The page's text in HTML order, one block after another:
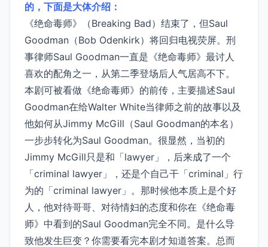
的，下面是大体介绍：
《绝命毒师》（Breaking Bad）结束了，但Saul
Goodman（Bob Odenkirk）将回归电视荧屏。刑
事律师Saul Goodman一直是《绝命毒师》最讨人
喜欢的配角之一，从第二季登场后人气居高不下。
本剧可被看做《绝命毒师》的前传，主要描述Saul
Goodman在给Walter White当律师之前的故事以及
他如何从Jimmy McGill（Saul Goodman的本名）
一步步转化为Saul Goodman。很显然，当初的
Jimmy McGill只是和「lawyer」，后来成了一个
「criminal lawyer」，还是个自己干「criminal」行
为的「criminal lawyer」。那时候他本质上是个好
人，他对待哥哥、对待情妇的态度和你在《绝命毒
师》中看到的Saul Goodman完全不同。是什么导
致他发生巨变？你需要看完本剧才知道答案。总而